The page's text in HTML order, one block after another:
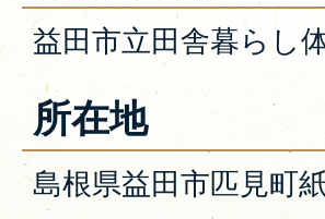
益田市立田舎暮らし
所在地
島根県益田市匹見町